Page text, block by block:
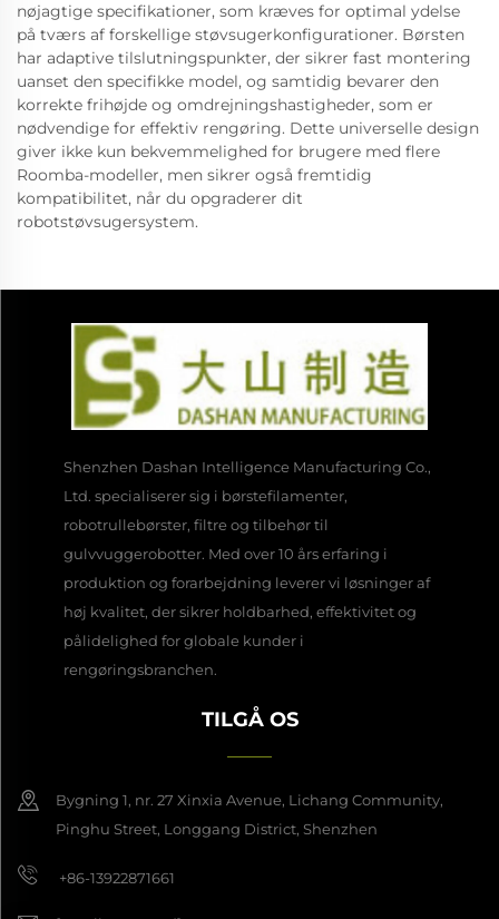
nøjagtige specifikationer, som kræves for optimal ydelse
på tværs af forskellige støvsugerkonfigurationer. Børsten
har adaptive tilslutningspunkter, der sikrer fast montering
uanset den specifikke model, og samtidig bevarer den
korrekte frihøjde og omdrejningshastigheder, som er
nødvendige for effektiv rengøring. Dette universelle design
giver ikke kun bekvemmelighed for brugere med flere
Roomba-modeller, men sikrer også fremtidig
kompatibilitet, når du opgraderer dit
robotstøvsugersystem.
Shenzhen Dashan Intelligence Manufacturing Co.,
Ltd. specialiserer sig i børstefilamenter,
robotrullebørster, filtre og tilbehør til
gulvvuggerobotter. Med over 10 års erfaring i
produktion og forarbejdning leverer vi løsninger af
høj kvalitet, der sikrer holdbarhed, effektivitet og
pålidelighed for globale kunder i
rengøringsbranchen.
TILGÅ OS
Bygning 1, nr. 27 Xinxia Avenue, Lichang Community,
Pinghu Street, Longgang District, Shenzhen
+86-13922871661